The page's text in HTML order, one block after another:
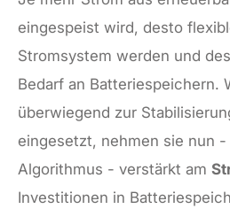
eingespeist wird, desto
Stromsystem werden und
Bedarf an Batteriespeichern.
überwiegend zur
eingesetzt, nehmen sie nun
Algorithmus - verstärkt am
Investitionen in